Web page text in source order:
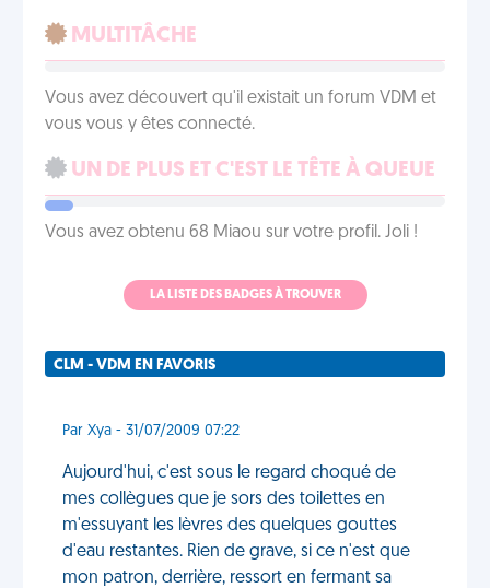
MULTITÂCHE
Vous avez découvert qu'il existait un forum VDM et
vous vous y êtes connecté.
UN DE PLUS ET C'EST LE TÊTE À QUEUE
Vous avez obtenu 68 Miaou sur votre profil. Joli !
LA LISTE DES BADGES À TROUVER
CLM - VDM EN FAVORIS
Par Xya - 31/07/2009 07:22
Aujourd'hui, c'est sous le regard choqué de
mes collègues que je sors des toilettes en
m'essuyant les lèvres des quelques gouttes
d'eau restantes. Rien de grave, si ce n'est que
mon patron, derrière, ressort en fermant sa